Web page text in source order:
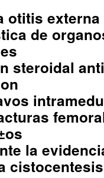
otitis externa
de
steroidal
la